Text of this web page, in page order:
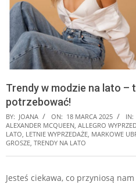
Trendy w modzie na lato –
potrzebować!
BY: JOANA ON: 18 MARCA 2025 IN:
ALEXANDER MCQUEEN ALLEGRO
LATO LETNIE WYPRZEDAŻE MARKOWE
GROSZE TRENDY NA LATO
Jesteś ciekawa, co przyniosą nam